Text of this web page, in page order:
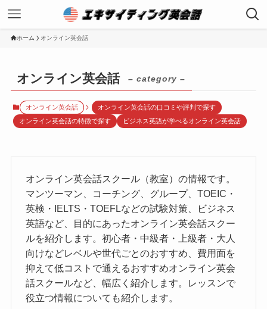
ホーム オンライン英会話
オンライン英会話 – category –
オンライン英会話
オンライン英会話の口コミや評判で探す
オンライン英会話の特徴で探す
ビジネス英語が学べるオンライン英会話
オンライン英会話スクール（教室）の情報です。
マンツーマン、コーチング、グループ、TOEIC・
英検・IELTS・TOEFLなどの試験対策、ビジネス
英語など、目的にあったオンライン英会話スクー
ルを紹介します。初心者・中級者・上級者・大人
向けなどレベルや世代ごとのおすすめ、費用面を
抑えて低コストで通えるおすすめオンライン英会
話スクールなど、幅広く紹介します。レッスンで
役立つ情報についても紹介します。